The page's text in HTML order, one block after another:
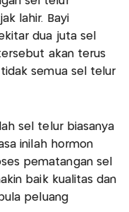
lahir. Bayi
dua juta sel
akan terus
semua sel telur
sel telur biasanya
inilah hormon
pematangan sel
baik kualitas dan
peluang